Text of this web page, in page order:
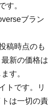
す。
ブラン
稿時点のも
新の価格は
す。
トです。リ
は一切の責